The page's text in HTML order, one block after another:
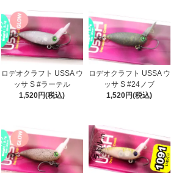
ロデオクラフト USSA ウ
ッサ S #ラーテル
1,520円(税込)
ロデオクラフト USSA ウ
ッサ S #24ノブ
1,520円(税込)